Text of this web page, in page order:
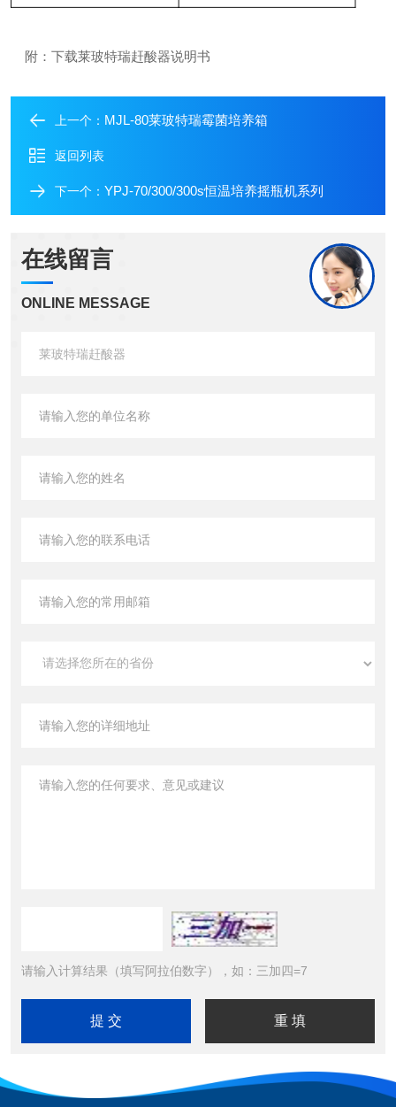
附：下载莱玻特瑞赶酸器说明书
上一个： MJL-80莱玻特瑞霉菌培养箱
返回列表
下一个： YPJ-70/300/300s恒温培养摇瓶机系列
在线留言
ONLINE MESSAGE
请输入计算结果（填写阿拉伯数字），如：三加四=7